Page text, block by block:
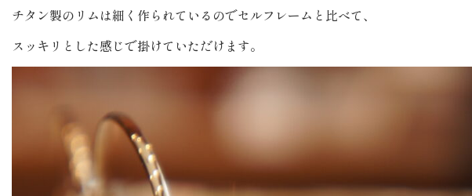
チタン製のリムは細く作られているのでセルフレームと比べて、
スッキリとした感じで掛けていただけます。